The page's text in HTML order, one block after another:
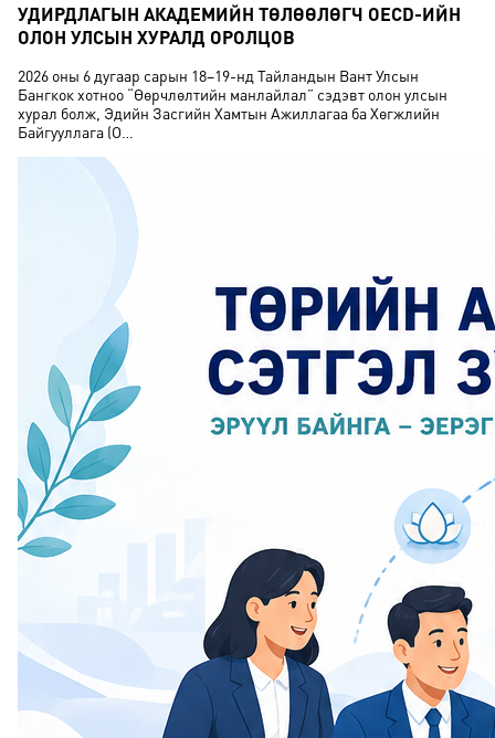
УДИРДЛАГЫН АКАДЕМИЙН ТӨЛӨӨЛӨГЧ OECD-ИЙН
ОЛОН УЛСЫН ХУРАЛД ОРОЛЦОВ
2026 оны 6 дугаар сарын 18–19-нд Тайландын Вант Улсын
Бангкок хотноо “Өөрчлөлтийн манлайлал” сэдэвт олон улсын
хурал болж, Эдийн Засгийн Хамтын Ажиллагаа ба Хөгжлийн
Байгууллага (O…